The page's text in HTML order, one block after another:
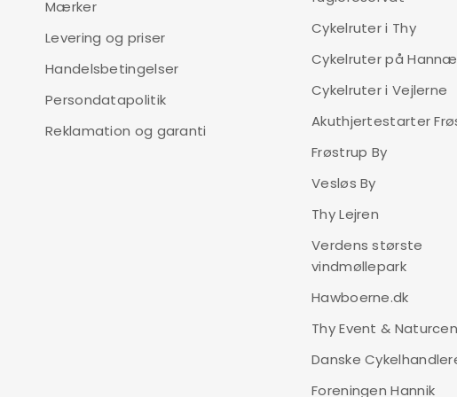
LÆS MERE
Principia Evoke
friheden ved at cykle.
stier, leverer Evoke A2.4
Med kraftfulde
komfortabel og sikker
udstyret med beslag til
Mærker
Levering og priser
Handelsbetingelser
Persondatapolitik
Reklamation og garanti
Cykelruter i Thy
Cykelruter på
Cykelruter i Vejlerne
Akuthjertestarter
Frøstrup By
Vesløs By
Thy Lejren
Verdens største
vindmøllepark
Hawboerne.dk
Thy Event &
Danske
Foreningen Hannik